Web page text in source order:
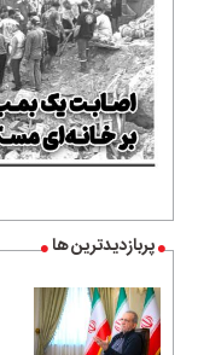
پربازدیدترین ها